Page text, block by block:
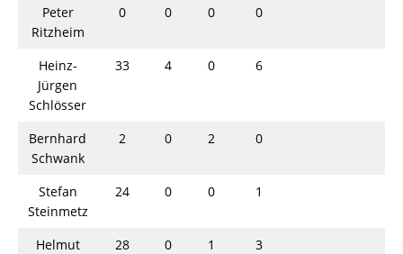
Peter
Ritzheim
0 0 0 0
Heinz-
Jürgen
Schlösser
33 4 0 6
Bernhard
Schwank
2 0 2 0
Stefan
Steinmetz
24 0 0 1
Helmut
28 0 1 3